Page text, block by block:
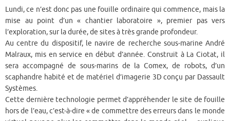
Lundi, ce n’est donc pas une fouille ordinaire qui commence, mais la
mise au point d’un « chantier laboratoire », premier pas vers
l’exploration, sur la durée, de sites à très grande profondeur.
Au centre du dispositif, le navire de recherche sous-marine André
Malraux, mis en service en début d’année. Construit à La Ciotat, il
sera accompagné de sous-marins de la Comex, de robots, d’un
scaphandre habité et de matériel d’imagerie 3D conçu par Dassault
Systèmes.
Cette dernière technologie permet d’appréhender le site de fouille
hors de l’eau, c’est-à-dire « de commettre des erreurs dans le monde